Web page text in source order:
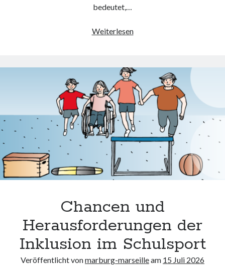
bedeutet,…
WeiterlesenFörderung
und
Chancengleichheit:
Inklusiver
Unterricht
für
alle
Chancen und
Herausforderungen der
Inklusion im Schulsport
Veröffentlicht vonmarburg-marseilleam 15 Juli 2026